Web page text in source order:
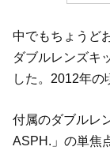
中でもちょうど
ダブルレンズキ
した。2012年の
付属のダブルレ
ASPH.」の単焦